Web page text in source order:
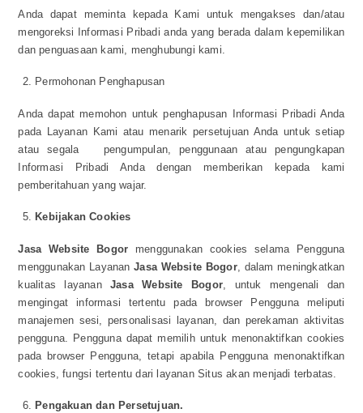
Anda dapat meminta kepada Kami untuk mengakses dan/atau
mengoreksi Informasi Pribadi anda yang berada dalam kepemilikan
dan penguasaan kami, menghubungi kami.
Permohonan Penghapusan
Anda dapat memohon untuk penghapusan Informasi Pribadi Anda
pada Layanan Kami atau menarik persetujuan Anda untuk setiap
atau segala pengumpulan, penggunaan atau pengungkapan
Informasi Pribadi Anda dengan memberikan kepada kami
pemberitahuan yang wajar.
Kebijakan Cookies
Jasa Website Bogor
menggunakan cookies selama Pengguna
menggunakan LayananJasa Website Bogor, dalam meningkatkan
kualitas layananJasa Website Bogor, untuk mengenali dan
mengingat informasi tertentu pada browser Pengguna meliputi
manajemen sesi, personalisasi layanan, dan perekaman aktivitas
pengguna. Pengguna dapat memilih untuk menonaktifkan cookies
pada browser Pengguna, tetapi apabila Pengguna menonaktifkan
cookies, fungsi tertentu dari layanan Situs akan menjadi terbatas.
Pengakuan dan Persetujuan.